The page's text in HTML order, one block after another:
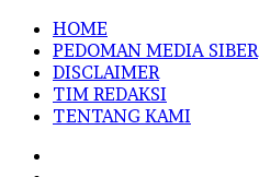
HOME
PEDOMAN MEDIA SIBER
DISCLAIMER
TIM REDAKSI
TENTANG KAMI